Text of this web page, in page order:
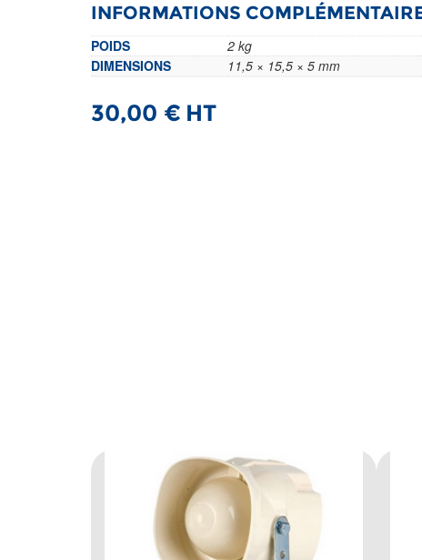
30,00 € HT
INFORMATIONS
POIDS
2 kg
DIMENSIONS
11,5 × 15,5 × 5 mm